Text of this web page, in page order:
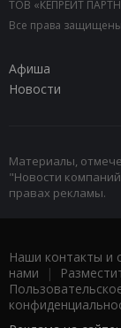
ТОВ «КЕПРЕЙТ
Все права
Афиша
Новости
Материалы,
"Новости
правах рекламы.
Наши контакты и
нами |